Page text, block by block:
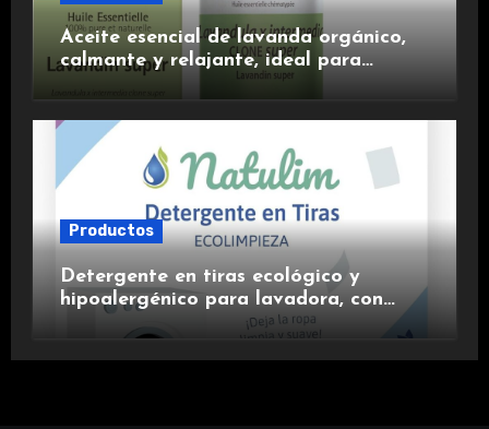
Aceite esencial de lavanda orgánico,
calmante y relajante, ideal para
Productos
Detergente en tiras ecológico y
hipoalergénico para lavadora, con
suavizante incluido y fragancia de